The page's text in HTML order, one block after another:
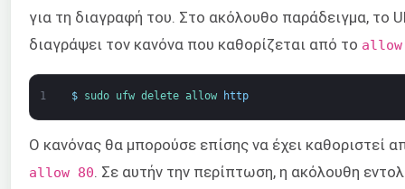
για τη διαγραφή του. Στο ακόλουθο παράδειγμα, το
διαγράψει τον κανόνα που καθορίζεται από το
1 $ sudo ufw delete allow http
Ο κανόνας θα μπορούσε επίσης να έχει καθοριστεί
allow 80. Σε αυτήν την περίπτωση, η ακόλουθη